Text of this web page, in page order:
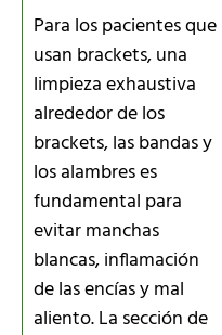
Para los pacientes que
usan brackets, una
limpieza exhaustiva
alrededor de los
brackets, las bandas y
los alambres es
fundamental para
evitar manchas
blancas, inflamación
de las encías y mal
aliento. La sección de